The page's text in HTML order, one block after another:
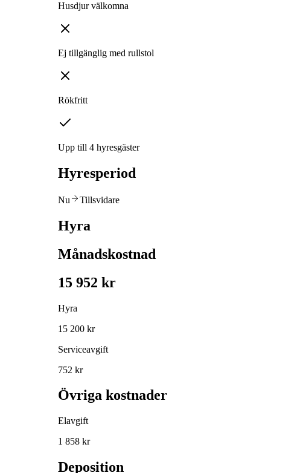
Husdjur välkomna
Ej tillgänglig med rullstol
Rökfritt
Upp till 4 hyresgäster
Hyresperiod
Nu Tillsvidare
Hyra
Månadskostnad
15 952 kr
Hyra
15 200 kr
Serviceavgift
752 kr
Övriga kostnader
Elavgift
1 858 kr
Deposition